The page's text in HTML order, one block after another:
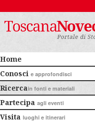
Home
Conosci e approfondisci
Ricercain fonti e materiali
Partecipa agli eventi
Visita luoghi e itinerari